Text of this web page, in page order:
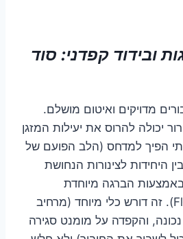
ובידוד קפדני: סוד
מדויקים ואיטום מושלם.
יכולה להרוס את יעילות המזגן
הפיך למדחס (הלב הפועם של
היחידות לצינורות הנחושת
הברגה מיוחדת
שנקראת "פליר" (Flare). זה דורש כלי מיוחד (מרחיב
והקפדה על מומנט סגירה